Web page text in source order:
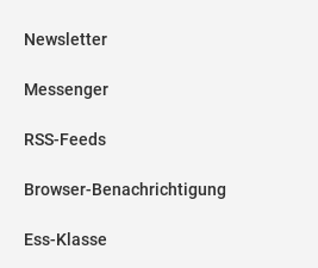
Newsletter
Messenger
RSS-Feeds
Browser-Benachrichtigung
Ess-Klasse